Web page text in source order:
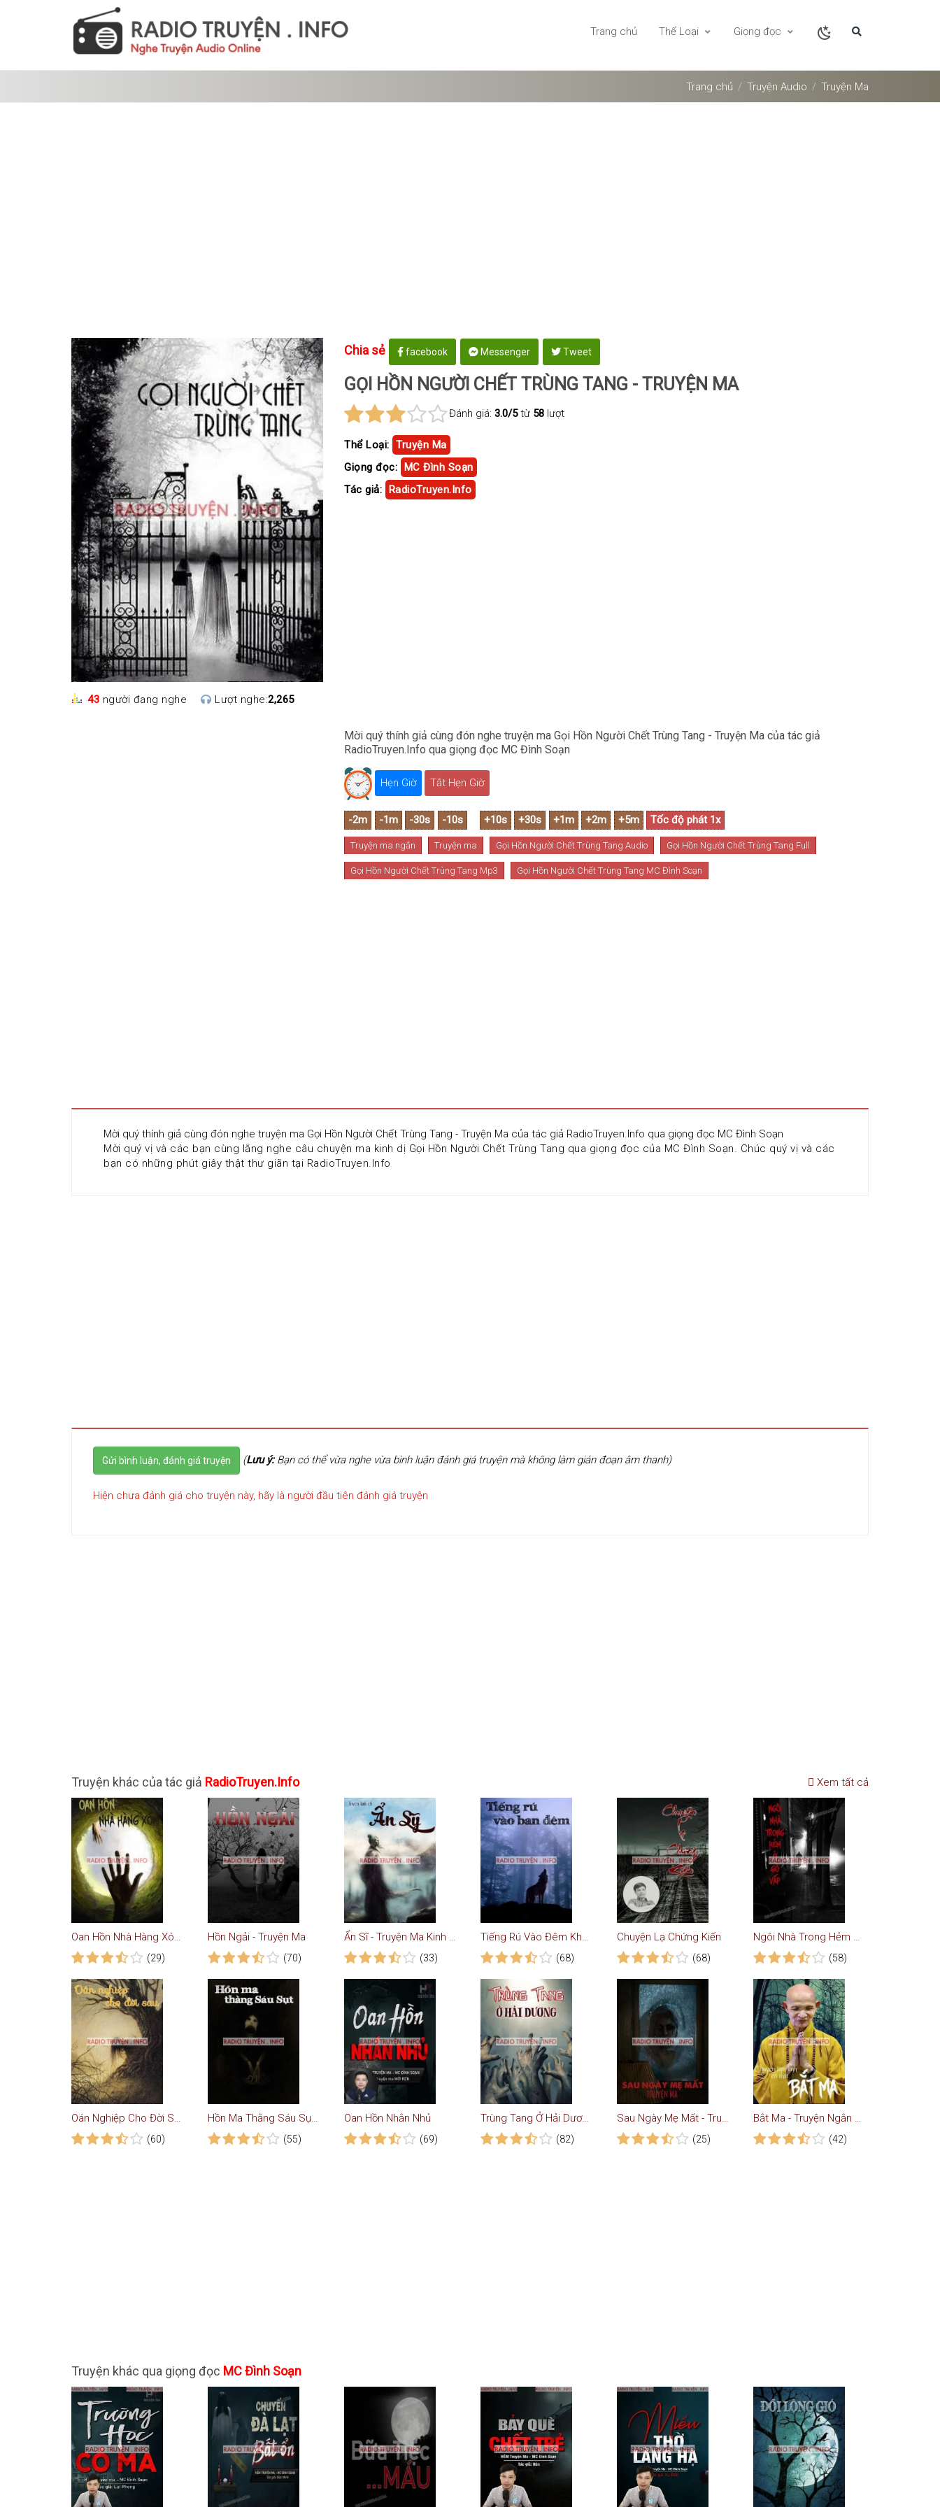
Trang chủ Thể Loại Giọng đọc
Trang chủ Truyện Audio Truyện Ma
43 người đang nghe Lượt nghe:2,265
Chia sẻ facebook Messenger Tweet
GỌI HỒN NGƯỜI CHẾT TRÙNG TANG - TRUYỆN MA
Đánh giá: 3.0/5từ 58 lượt
Thể Loại: Truyện Ma
Giọng đọc: MC Đình Soạn
Tác giả: RadioTruyen.Info
Mời quý thính giả cùng đón nghe truyện ma Gọi Hồn Người Chết Trùng Tang - Truyện Ma của tác giả
RadioTruyen.Info qua giọng đọc MC Đình Soạn
Hẹn Giờ Tắt Hẹn Giờ
Truyện ma ngắn Truyện ma Gọi Hồn Người Chết Trùng Tang Audio Gọi Hồn Người Chết Trùng Tang Full
Gọi Hồn Người Chết Trùng Tang Mp3 Gọi Hồn Người Chết Trùng Tang MC Đình Soạn
Mời quý thính giả cùng đón nghe truyện ma Gọi Hồn Người Chết Trùng Tang - Truyện Ma của tác giả RadioTruyen.Info qua giọng đọc MC Đình Soạn
Mời quý vị và các bạn cùng lắng nghe câu chuyện ma kinh dị Gọi Hồn Người Chết Trùng Tang qua giọng đọc của MC Đình Soạn. Chúc quý vị và các
bạn có những phút giây thật thư giãn tại RadioTruyen.Info
Gửi bình luận, đánh giá truyện (Lưu ý:Bạn có thể vừa nghe vừa bình luận đánh giá truyện mà không làm gián đoạn âm thanh)
Hiện chưa đánh giá cho truyện này, hãy là người đầu tiên đánh giá truyện
Truyện khác của tác giả RadioTruyen.Info Xem tất cả
Oan Hồn Nhà Hàng Xóm - Truyện Kinh Dị
(29)
Hồn Ngải - Truyện Ma
(70)
Ẩn Sĩ - Truyện Ma Kinh Dị
(33)
Tiếng Rú Vào Đêm Khuya - Truyện Ma
(68)
Chuyện Lạ Chứng Kiến
(68)
Ngôi Nhà Trong Hẻm Ở Gò Vấp
(58)
Oán Nghiệp Cho Đời Sau - Truyện Kinh Dị
(60)
Hồn Ma Thằng Sáu Sụt - Truyện Ma
(55)
Oan Hồn Nhắn Nhủ
(69)
Trùng Tang Ở Hải Dương
(82)
Sau Ngày Mẹ Mất - Truyện Ma
(25)
Bắt Ma - Truyện Ngắn Kinh Dị
(42)
Truyện khác qua giọng đọc MC Đình Soạn